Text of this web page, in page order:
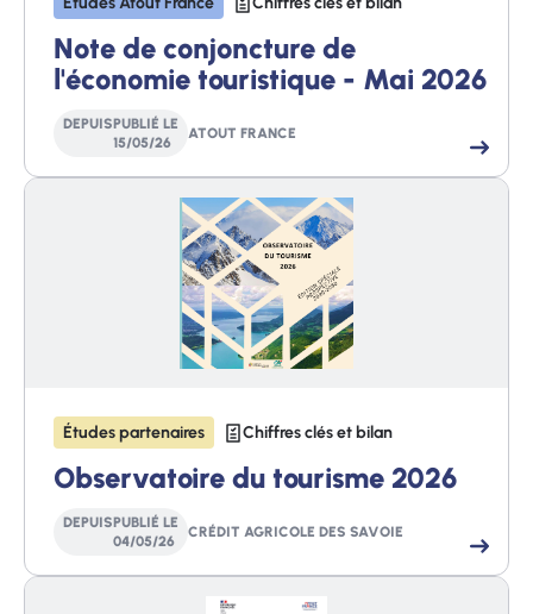
Note de conjoncture de
l'économie touristique - Mai 2026
DEPUISPUBLIÉ LE
15/05/26
ATOUT FRANCE
Études partenaires Chiffres clés et bilan
Observatoire du tourisme 2026
DEPUISPUBLIÉ LE
04/05/26
CRÉDIT AGRICOLE DES SAVOIE